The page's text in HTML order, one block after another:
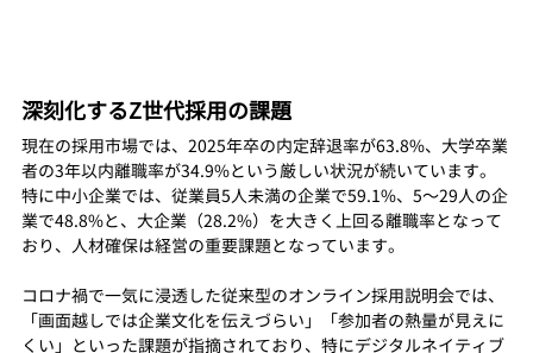
深刻化するZ世代採用の課題
現在の採用市場では、2025年卒の内定辞退率が63.8%、大学卒業
者の3年以内離職率が34.9%という厳しい状況が続いています。
特に中小企業では、従業員5人未満の企業で59.1%、5〜29人の企
業で48.8%と、大企業（28.2%）を大きく上回る離職率となって
おり、人材確保は経営の重要課題となっています。
コロナ禍で一気に浸透した従来型のオンライン採用説明会では、
「画面越しでは企業文化を伝えづらい」「参加者の熱量が見えに
くい」といった課題が指摘されており、特にデジタルネイティブ